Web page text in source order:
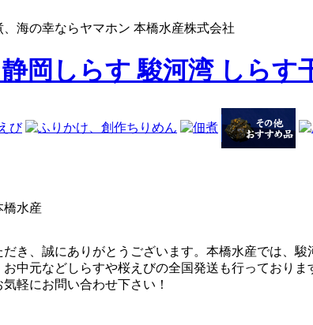
海の幸ならヤマホン 本橋水産株式会社
静岡しらす 駿河湾 しら
き、誠にありがとうございます。本橋水産では、
中元などしらすや桜えびの全国発送も行っており
気軽にお問い合わせ下さい！